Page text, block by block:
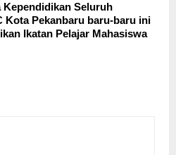
Kependidikan Seluruh
Kota Pekanbaru baru-baru ini
Ikatan Pelajar Mahasiswa